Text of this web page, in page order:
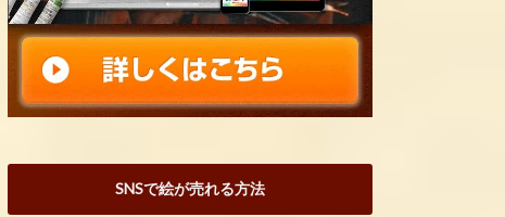
SNSで絵が売れる方法